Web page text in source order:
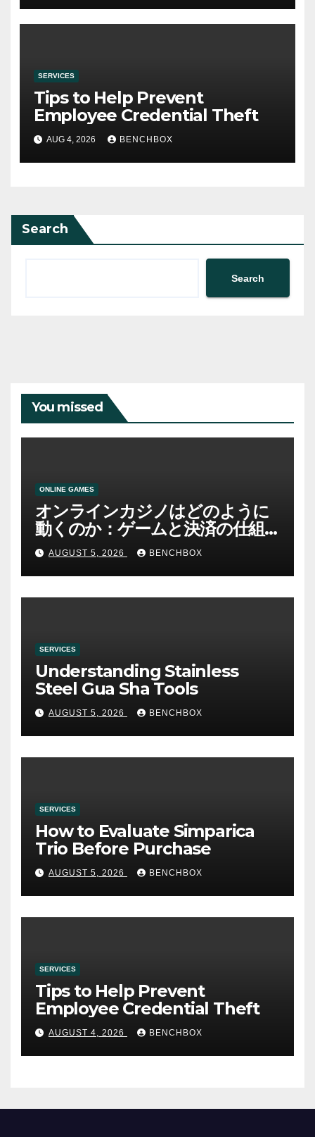
SERVICES
Tips to Help Prevent
Employee Credential Theft
AUG 4, 2026 BENCHBOX
Search
Search
You missed
ONLINE GAMES
オンラインカジノはどのように
動くのか：ゲームと決済の仕組
みAUGUST 5, 2026 BENCHBOX
SERVICES
Understanding Stainless
Steel Gua Sha Tools
AUGUST 5, 2026 BENCHBOX
SERVICES
How to Evaluate Simparica
Trio Before Purchase
AUGUST 5, 2026 BENCHBOX
SERVICES
Tips to Help Prevent
Employee Credential Theft
AUGUST 4, 2026 BENCHBOX